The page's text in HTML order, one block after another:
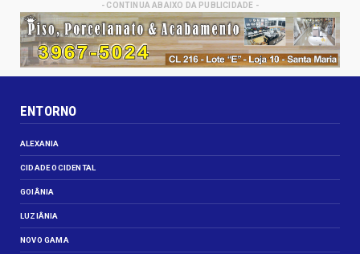
- CONTINUA ABAIXO DA PUBLICIDADE -
ENTORNO
ALEXANIA
CIDADE OCIDENTAL
GOIÂNIA
LUZIÂNIA
NOVO GAMA